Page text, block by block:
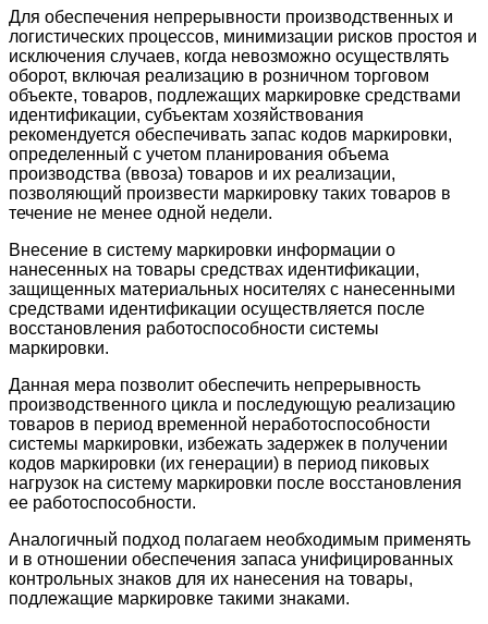
Для обеспечения непрерывности производственных и
логистических процессов, минимизации рисков простоя и
исключения случаев, когда невозможно осуществлять
оборот, включая реализацию в розничном торговом
объекте, товаров, подлежащих маркировке средствами
идентификации, субъектам хозяйствования
рекомендуется обеспечивать запас кодов маркировки,
определенный с учетом планирования объема
производства (ввоза) товаров и их реализации,
позволяющий произвести маркировку таких товаров в
течение не менее одной недели.
Внесение в систему маркировки информации о
нанесенных на товары средствах идентификации,
защищенных материальных носителях с нанесенными
средствами идентификации осуществляется после
восстановления работоспособности системы
маркировки.
Данная мера позволит обеспечить непрерывность
производственного цикла и последующую реализацию
товаров в период временной неработоспособности
системы маркировки, избежать задержек в получении
кодов маркировки (их генерации) в период пиковых
нагрузок на систему маркировки после восстановления
ее работоспособности.
Аналогичный подход полагаем необходимым применять
и в отношении обеспечения запаса унифицированных
контрольных знаков для их нанесения на товары,
подлежащие маркировке такими знаками.